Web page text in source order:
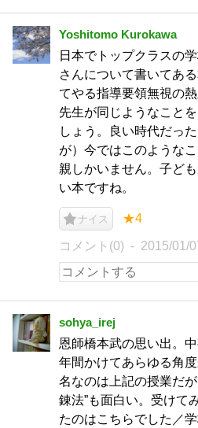
Yoshitomo Kurokawa
日本でトップクラスの
さんについて書いてあ
てやる指導要領無視の
先生が同じようなこと
しょう。良い時代だっ
が）今ではこのような
親しかいません。子ど
い本ですね。
ナイス ★4
コメント(0) 2015/01/
sohya_irej
恩師橋本武の思い出。
年間かけてあらゆる角
名なのは上記の授業だ
錬法”も面白い。受けて
たのはこちらでした／